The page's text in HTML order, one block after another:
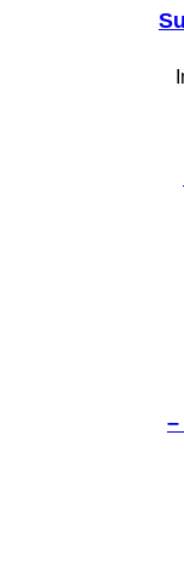
مراجعة موقع انفني ارك Infiniarc –